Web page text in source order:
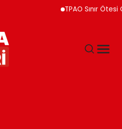
TPAO Sınır Ötesi